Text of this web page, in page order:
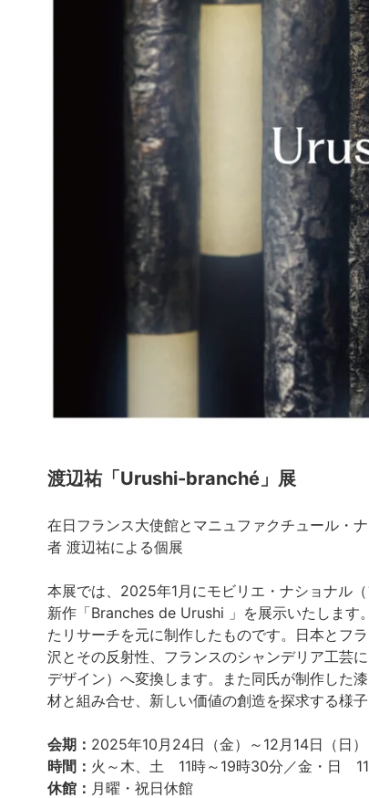
渡辺祐「Urushi-branché」展
在日フランス大使館とマニュファクチュール・
者 渡辺祐による個展
本展では、2025年1月にモビリエ・ナショナル
新作「Branches de Urushi 」を展示いたします
たリサーチを元に制作したものです。日本とフ
沢とその反射性、フランスのシャンデリア工芸
デザイン）へ変換します。また同氏が制作した
材と組み合せ、新しい価値の創造を探求する様子
会期： 2025年10月24日（金）～12月14日（日）
時間： 火～木、土 11時～19時30分／金・日
休館： 月曜・祝日休館